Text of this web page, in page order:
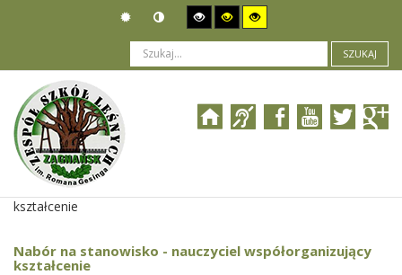
SZUKAJ
Jesteś tutaj: Ogłoszenia
Nabór na stanowisko - nauczyciel współorganizujący
kształcenie
Nabór na stanowisko - nauczyciel współorganizujący
kształcenie